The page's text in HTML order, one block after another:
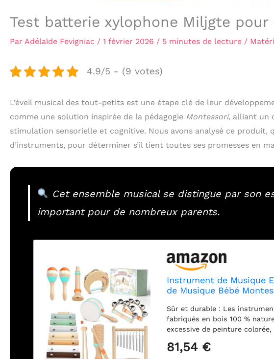
Test batterie xylophone Miljgte pour
Par Adélaïde Fevigniac / 1 février 2026 / 5 minutes de lecture /
4.9/5 - (9 votes)
L’éveil musical des tout-petits est une étape clé de leur
comme une solution inspirée de la pédagogie Montessori, alliant un
stimulation sensorielle et cognitive. Nous avons analysé ce
d’instruments, pour déterminer s’il tient toutes ses promesses en
Cet ensemble musical se distingue par son
important pour de nombreux parents.
Instrument de Musique
de Musique Bébé
Percussions pour
Sûr et durable : Les
fabriqués en bois 100 %
excessive de peinture
coins pointus, et ne nuira pas
81,54 €